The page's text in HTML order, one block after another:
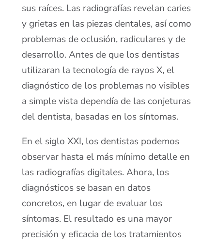
sus raíces. Las radiografías revelan caries
y grietas en las piezas dentales, así como
problemas de oclusión, radiculares y de
desarrollo. Antes de que los dentistas
utilizaran la tecnología de rayos X, el
diagnóstico de los problemas no visibles
a simple vista dependía de las conjeturas
del dentista, basadas en los síntomas.
En el siglo XXI, los dentistas podemos
observar hasta el más mínimo detalle en
las radiografías digitales. Ahora, los
diagnósticos se basan en datos
concretos, en lugar de evaluar los
síntomas. El resultado es una mayor
precisión y eficacia de los tratamientos